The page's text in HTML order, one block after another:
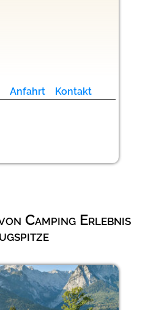
Anfahrt Kontakt
Camping Erlebnis